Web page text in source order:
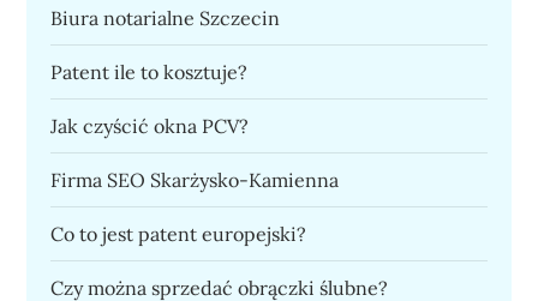
Biura notarialne Szczecin
Patent ile to kosztuje?
Jak czyścić okna PCV?
Firma SEO Skarżysko-Kamienna
Co to jest patent europejski?
Czy można sprzedać obrączki ślubne?